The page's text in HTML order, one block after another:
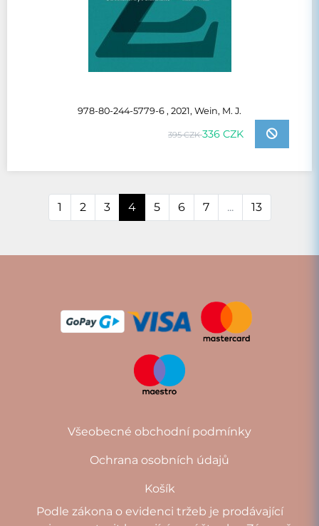
978-80-244-5779-6 , 2021, Wein, M. J.
395 CZK336 CZK
1 2 3 4 5 6 7 ... 13
Všeobecné obchodní podmínky
Ochrana osobních údajů
Košík
Podle zákona o evidenci tržeb je prodávající